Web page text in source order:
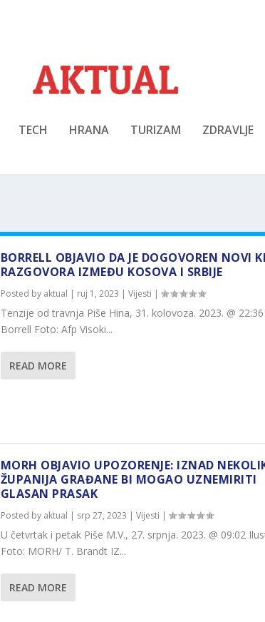
TECH HRANA TURIZAM ZDRAVLJE
BORRELL OBJAVIO DA JE DOGOVOREN NOVI
RAZGOVORA IZMEĐU KOSOVA I SRBIJE
Posted by aktual | ruj 1, 2023 | Vijesti |
Tenzije od travnja Piše Hina, 31. kolovoza. 2023. @ 22:36
Borrell Foto: Afp Visoki...
READ MORE
MORH OBJAVIO UPOZORENJE: IZNAD
ŽUPANIJA GRAĐANE BI MOGAO UZNEMIRITI
GLASAN PRASAK
Posted by aktual | srp 27, 2023 | Vijesti |
U četvrtak i petak Piše M.V., 27. srpnja. 2023. @ 09:02
Foto: MORH/ T. Brandt IZ...
READ MORE